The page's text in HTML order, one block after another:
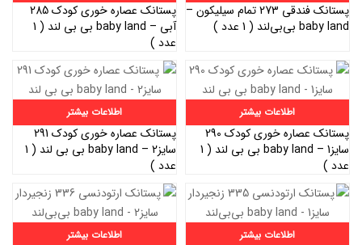
پستانک فندقی 273 تمام سیلیکون –
baby land بی‌بی‌لند ( 1 عدد )
پستانک عصاره خوری کودک 285
آبی – baby land بی بی لند ( 1
عدد )
اطلاعات بیشتر
پستانک عصاره خوری کودک 290
سایز1 – baby land بی بی لند ( 1
عدد )
اطلاعات بیشتر
پستانک عصاره خوری کودک 291
سایز2 – baby land بی بی لند ( 1
عدد )
اطلاعات بیشتر اطلاعات بیشتر